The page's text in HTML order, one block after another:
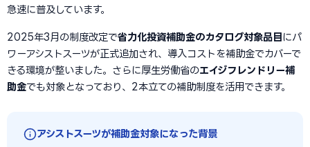
急速に普及しています。
2025年3月の制度改定で省力化投資補助金のカタログ対象品目 にパ
ワーアシストスーツが正式追加され、導入コストを補助金でカバーで
きる環境が整いました。さらに厚生労働省のエイジフレンドリー補
助金でも対象となっており、2本立ての補助制度を活用できます。
アシストスーツが補助金対象になった背景